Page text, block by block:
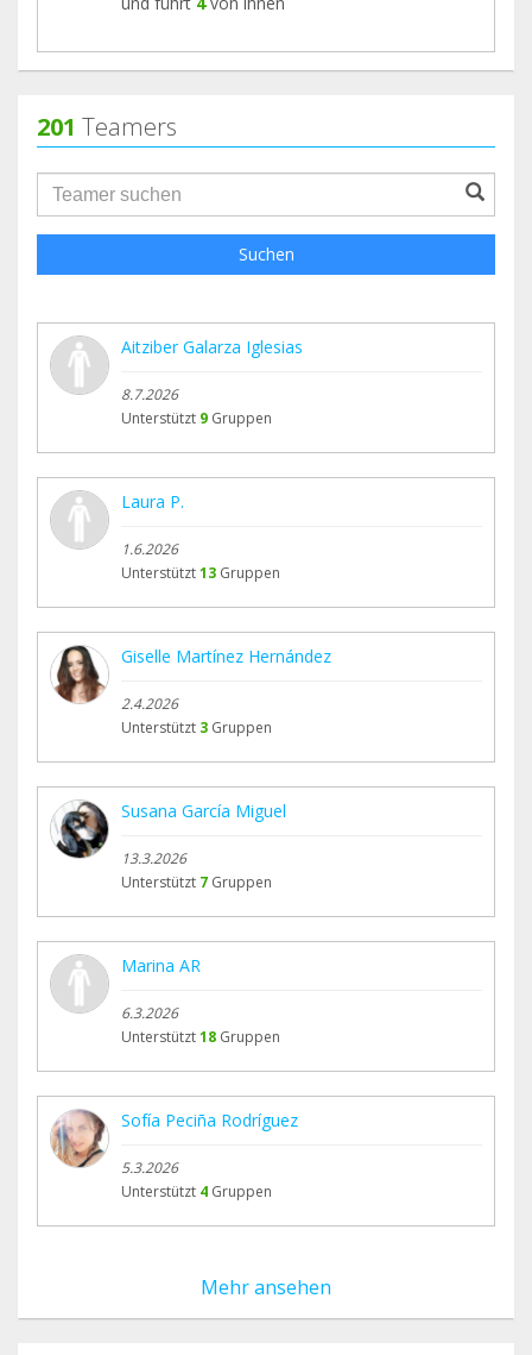
201 Teamers
groupProfile.searchForm.search.text???
Suchen
Aitziber Galarza Iglesias
8.7.2026
Unterstützt 9 Gruppen
Laura P.
1.6.2026
Unterstützt13 Gruppen
Giselle Martínez Hernández
2.4.2026
Unterstützt 3 Gruppen
Susana García Miguel
13.3.2026
Unterstützt 7 Gruppen
Marina AR
6.3.2026
Unterstützt18 Gruppen
Sofía Peciña Rodríguez
5.3.2026
Unterstützt 4 Gruppen
Mehr ansehen